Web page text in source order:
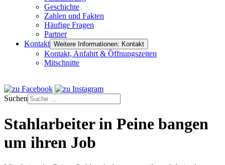
Geschichte
Zahlen und Fakten
Häufige Fragen
Partner
Kontakt Weitere Informationen: Kontakt
Kontakt, Anfahrt & Öffnungszeiten
Mitschnitte
Suchen
Stahlarbeiter in Peine bangen
um ihren Job